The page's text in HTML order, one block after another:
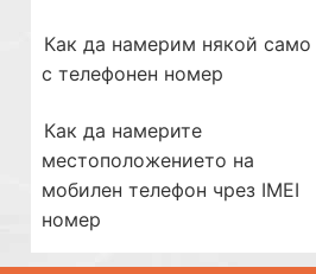
Как да намерим някой само
с телефонен номер
Как да намерите
местоположението на
мобилен телефон чрез IMEI
номер